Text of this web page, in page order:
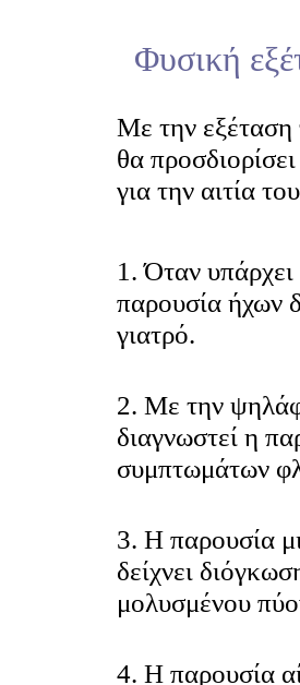
Φυσική
Με την
θα προσδιορίσει
για την αιτία
1. Όταν
παρουσία ήχων
γιατρό.
2. Με την
διαγνωστεί η
συμπτωμάτων
3. Η παρουσία
δείχνει
μολυσμένου
4. Η παρουσία